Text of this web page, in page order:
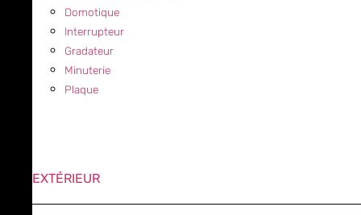
Domotique
Interrupteur
Gradateur
Minuterie
Plaque
EXTÉRIEUR